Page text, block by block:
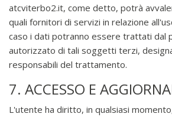
atcviterbo2.it, come detto, potrà
quali fornitori di servizi in relazione
caso i dati potranno essere trattati dal
autorizzato di tali soggetti terzi,
responsabili del trattamento.
7. ACCESSO E
L'utente ha diritto, in qualsiasi